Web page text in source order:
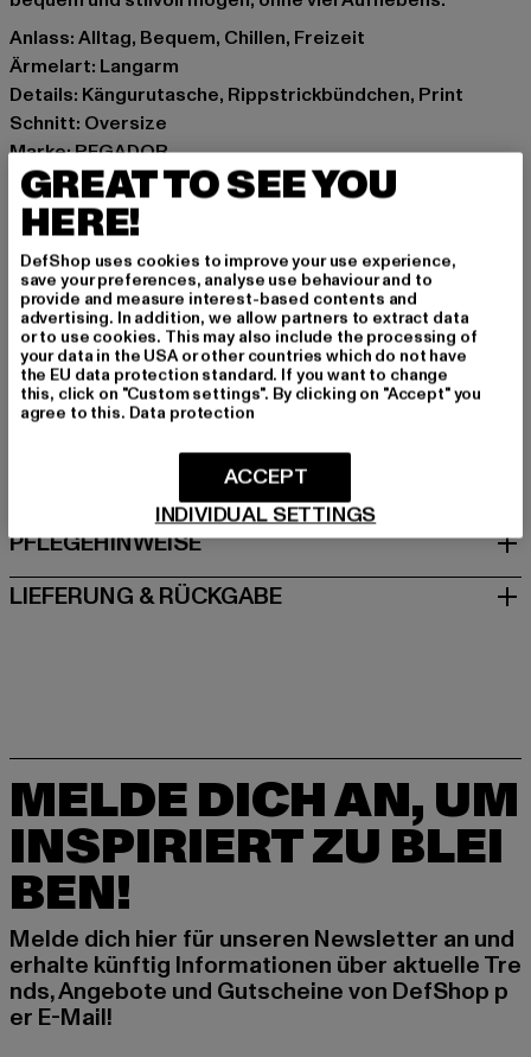
Anlass: Alltag, Bequem, Chillen, Freizeit
Ärmelart: Langarm
Details: Kängurutasche, Rippstrickbündchen, Print
Schnitt: Oversize
Marke: PEGADOR
Kat.: Sweat & Fleece - Hoodies
Farbe: schwarz
Hersteller Farbe: black
Materialzusammensetzung: 80% Baumwolle, 20%
Polyester
Art.Nr: PGDR-3187-00007
Hersteller: Pegador GmbH |support@pegador.com
Hollefeldstraße 16 | 48282 Emsdetten | DE
GRÖSSE & PASSFORM
PFLEGEHINWEISE
LIEFERUNG & RÜCKGABE
MELDE DICH AN, UM
INSPIRIERT ZU BLEI
BEN!
Melde dich hier für unseren Newsletter an und
erhalte künftig Informationen über aktuelle Tre
nds, Angebote und Gutscheine von DefShop p
er E-Mail!
GREAT TO SEE YOU
HERE!
DefShop uses cookies to improve your use experience,
save your preferences, analyse use behaviour and to
provide and measure interest-based contents and
advertising. In addition, we allow partners to extract data
or to use cookies. This may also include the processing of
your data in the USA or other countries which do not have
the EU data protection standard. If you want to change
this, click on "Custom settings". By clicking on "Accept" you
agree to this. Data protection
INDIVIDUAL SETTINGS
ACCEPT